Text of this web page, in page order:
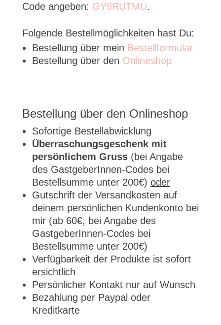
Code angeben: GY9RUTMU.
Folgende Bestellmöglichkeiten hast Du:
Bestellung über mein Bestellformular
Bestellung über den Onlineshop
Bestellung über den Onlineshop
Sofortige Bestellabwicklung
Überraschungsgeschenk mit
persönlichem Gruss (bei Angabe
des GastgeberInnen-Codes bei
Bestellsumme unter 200€) oder
Gutschrift der Versandkosten auf
deinem persönlichen Kundenkonto bei
mir (ab 60€, bei Angabe des
GastgeberInnen-Codes bei
Bestellsumme unter 200€)
Verfügbarkeit der Produkte ist sofort
ersichtlich
Persönlicher Kontakt nur auf Wunsch
Bezahlung per Paypal oder
Kreditkarte